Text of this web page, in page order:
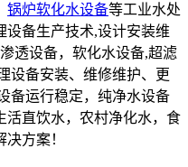
锅炉软化水设备等工业水处
设备生产技术,设计安装维
透设备，软化水设备,超滤
设备安装、维修维护、更
备运行稳定，纯净水设备
活直饮水，农村净化水，食
方案！